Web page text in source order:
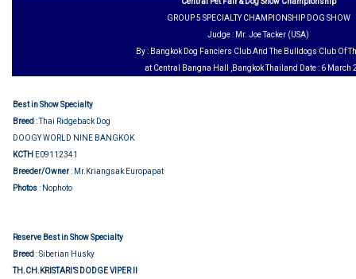
GROUP 5 SPECIALTY CHAMPIONSHIP DOG SHOW
Judge : Mr. Joe Tacker (USA)
By : Bangkok Dog Fanciers Club And The Bulldogs Club Of
at Central Bangna Hall ,Bangkok Thailand Date : 6 March
Best in Show Specialty
Breed : Thai Ridgeback Dog
DOOGY WORLD NINE BANGKOK
KCTH E09112341
Breeder/Owner: Mr.Kriangsak Europapat
Photos: Nophoto
Reserve Best in Show Specialty
Breed : Siberian Husky
TH.CH.KRISTARI’S DODGE VIPER II